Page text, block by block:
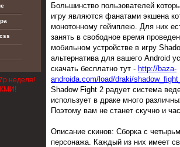
Большинство пользователей
игру являются фанатами экшена
монотонному геймплею. Для них
занять в свободное время
мобильном устройстве в игру
альтернатива для вашего Android
скачать бесплатно тут - http://baza-
androida.com/load/draki/
Shadow Fight 2 радует система
использует в драке много
Поэтому вам не станет скучно и
Описание скинов: Сборка с
персонажа. Каждый из них имеет
неделя!